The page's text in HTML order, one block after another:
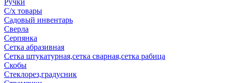
Ручки
С/х товары
Садовый инвентарь
Сверла
Серпянка
Сетка абразивная
Сетка штукатурная,сетка сварная,сетка рабица
Скобы
Стеклорез,градусник